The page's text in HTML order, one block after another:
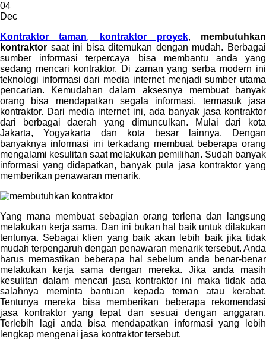
04
Dec
Kontraktor taman, kontraktor proyek, membutuhkan
kontraktor saat ini bisa ditemukan dengan mudah. Berbagai
sumber informasi terpercaya bisa membantu anda yang
sedang mencari kontraktor. Di zaman yang serba modern ini
teknologi informasi dari media internet menjadi sumber utama
pencarian. Kemudahan dalam aksesnya membuat banyak
orang bisa mendapatkan segala informasi, termasuk jasa
kontraktor. Dari media internet ini, ada banyak jasa kontraktor
dari berbagai daerah yang dimunculkan. Mulai dari kota
Jakarta, Yogyakarta dan kota besar lainnya. Dengan
banyaknya informasi ini terkadang membuat beberapa orang
mengalami kesulitan saat melakukan pemilihan. Sudah banyak
informasi yang didapatkan, banyak pula jasa kontraktor yang
memberikan penawaran menarik.
Yang mana membuat sebagian orang terlena dan langsung
melakukan kerja sama. Dan ini bukan hal baik untuk dilakukan
tentunya. Sebagai klien yang baik akan lebih baik jika tidak
mudah terpengaruh dengan penawaran menarik tersebut. Anda
harus memastikan beberapa hal sebelum anda benar-benar
melakukan kerja sama dengan mereka. Jika anda masih
kesulitan dalam mencari jasa kontraktor ini maka tidak ada
salahnya meminta bantuan kepada teman atau kerabat.
Tentunya mereka bisa memberikan beberapa rekomendasi
jasa kontraktor yang tepat dan sesuai dengan anggaran.
Terlebih lagi anda bisa mendapatkan informasi yang lebih
lengkap mengenai jasa kontraktor tersebut.